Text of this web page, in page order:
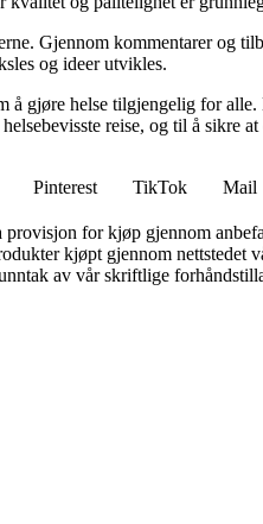
Gjennom kommentarer og
og ideer utvikles.
gjøre helse tilgjengelig for
reise, og til å sikre
Pinterest TikTok Mail
for kjøp gjennom
kjøpt gjennom nettstedet
av vår skriftlige